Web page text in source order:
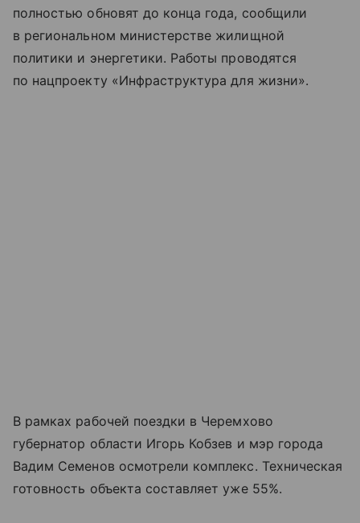
полностью обновят до конца года, сообщили
в региональном министерстве жилищной
политики и энергетики. Работы проводятся
по нацпроекту «Инфраструктура для жизни».
В рамках рабочей поездки в Черемхово
губернатор области Игорь Кобзев и мэр города
Вадим Семенов осмотрели комплекс. Техническая
готовность объекта составляет уже 55%.